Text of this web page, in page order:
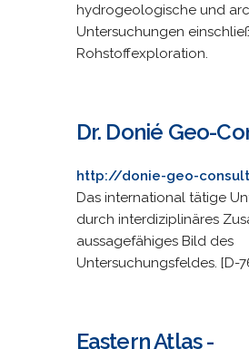
hydrogeologische und
Untersuchungen
Rohstoffexploration.
Dr. Donié Geo-
http://donie-geo-
Das international tätige
durch interdiziplinäres
aussagefähiges Bild des
Untersuchungsfeldes. [D-
Eastern Atlas -